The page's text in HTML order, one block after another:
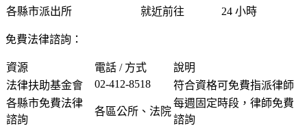
各縣市派出所
就近前往 24 小時
免費法律諮詢：
資源 電話 / 方式
說明
法律扶助基金會
02-412-8518
符合資格可免費指派律師
各縣市免費法律
諮詢
各區公所、法院
每週固定時段，律師免費
諮詢